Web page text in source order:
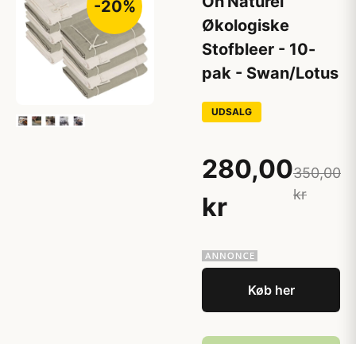
-20%
Økologiske
Stofbleer - 10-
pak - Swan/Lotus
UDSALG
280,00
kr
350,00
kr
Køb her